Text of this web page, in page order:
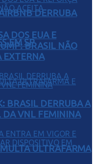
DERRUBA
EM SP
ULTRAFARMA
DOS EUA E
BRASIL NÃO
EXTERNA
BRASIL DERRUBA A
DA VNL FEMININA